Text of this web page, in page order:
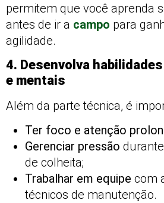
permitem que você aprenda
antes de ir a campo para
agilidade.
4. Desenvolva
e mentais
Além da parte técnica, é
Ter foco e atenção
Gerenciar pressão
de colheita;
Trabalhar em equipe com
técnicos de manutenção.